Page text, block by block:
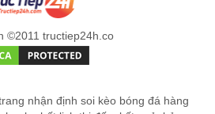
©2011 tructiep24h.co
nhận định soi kèo bóng đá hàng